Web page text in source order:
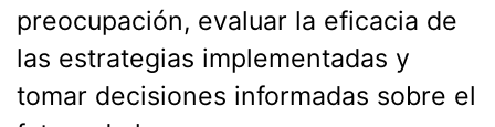
preocupación, evaluar la eficacia de
las estrategias implementadas y
tomar decisiones informadas sobre el